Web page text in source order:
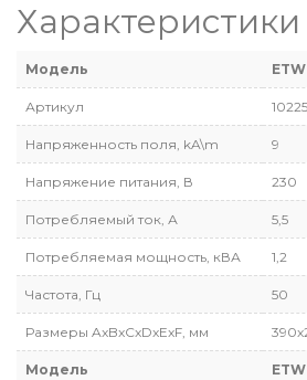
Характеристики
Модель
Артикул
Напряженность поля, kA\m 9
Напряжение питания, В 230
Потребляемый ток, А 5,5
Потребляемая мощность, кВА 1,2
Частота, Гц 50
Размеры AxBxCxDxExF, мм
Модель